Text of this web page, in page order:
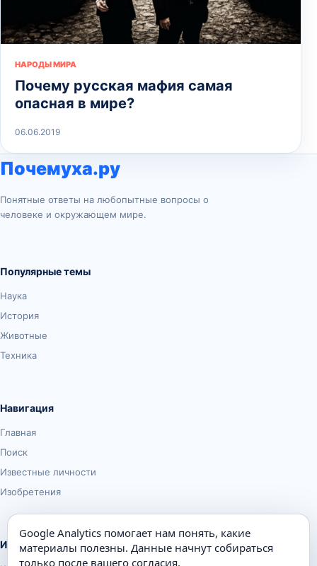
НАРОДЫ МИРА
Почему русская мафия самая
опасная в мире?
06.06.2019
Почемуха.ру
Понятные ответы на любопытные вопросы о
человеке и окружающем мире.
Популярные темы
Наука
История
Животные
Техника
Навигация
Главная
Поиск
Известные личности
Изобретения
Информация
Google Analytics помогает нам понять, какие
материалы полезны. Данные начнут собираться
только после вашего согласия.